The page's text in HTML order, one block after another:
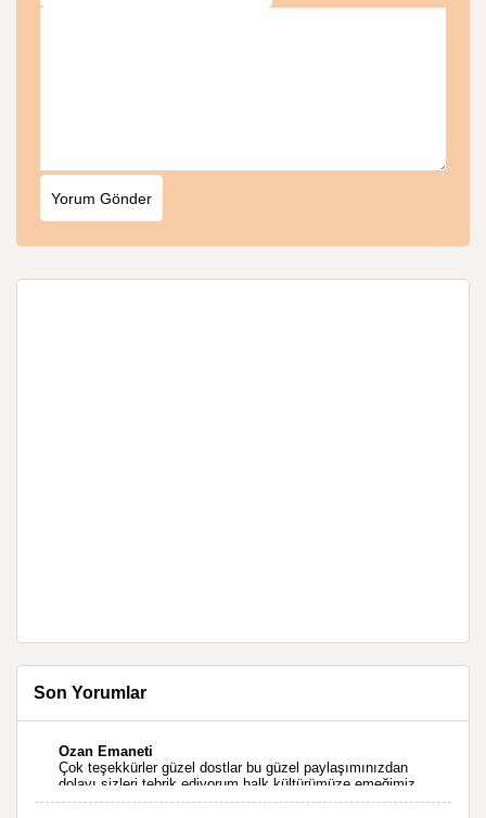
Son Yorumlar
Ozan Emaneti
Çok teşekkürler güzel dostlar bu güzel paylaşımınızdan
dolayı sizleri tebrik ediyorum halk kültürümüze emeğimiz
geçti ise ne mutlu bizlere sizlerin sayesinde türkülerimiz